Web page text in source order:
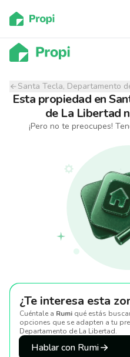
Santa Tecla, Departamento
Esta propiedad en
de La Libertad
¡Pero no te preocupes!
¿Te interesa esta
Cuéntale a Rumi qué estás
opciones que se adapten a tu
Departamento de La Libertad.
Hablar con Rumi